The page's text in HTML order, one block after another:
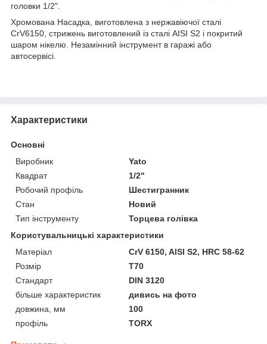
головки 1/2".
Хромована Насадка, виготовлена з нержавіючої сталі
CrV6150, стрижень виготовлений із сталі AISI S2 і покритий
шаром нікелю. Незамінний інструмент в гаражі або
автосервісі.
Характеристики
Основні
Виробник
Yato
Квадрат
1/2"
Робочий профіль
Шестигранник
Стан
Новий
Тип інструменту
Торцева голівка
Користувальницькі характеристики
Матеріал
CrV 6150, AlSl S2, HRC 58-62
Розмір
Т70
Стандарт
DIN 3120
більше характеристик
дивись на фото
довжина, мм
100
профіль
TORX